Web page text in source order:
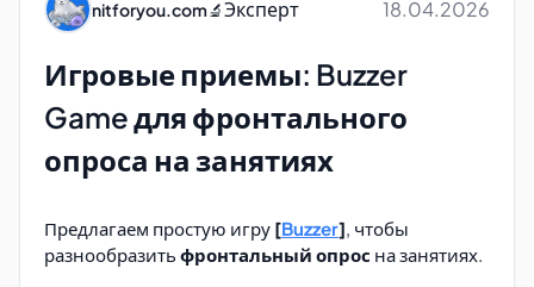
Аналогично можно создавать интерактивные
Google.Документах.
nitforyou.com🔬Эксперт 18.04.2026
Игровые приемы: Buzzer
Game для фронтального
опроса на занятиях
Предлагаем простую игру [Buzzer], чтобы
разнообразить фронтальный опрос на занятиях.